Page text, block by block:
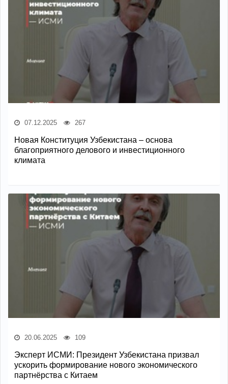
07.12.2025 267
Новая Конституция Узбекистана – основа
благоприятного делового и инвестиционного
климата
20.06.2025 109
Эксперт ИСМИ: Президент Узбекистана призвал
ускорить формирование нового экономического
партнёрства с Китаем